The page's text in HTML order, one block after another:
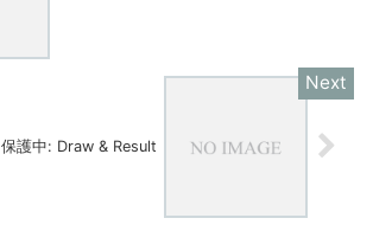
保護中: Draw & Result